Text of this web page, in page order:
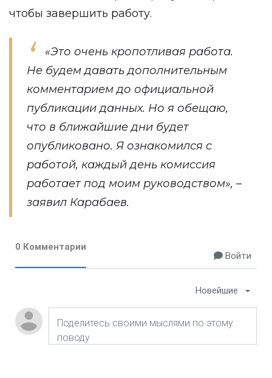
чтобы завершить работу.
«Это очень кропотливая работа.
Не будем давать дополнительным
комментарием до официальной
публикации данных. Но я обещаю,
что в ближайшие дни будет
опубликовано. Я ознакомился c
работой, каждый день комиссия
работает под моим руководством», –
заявил Карабаев.
0 Комментарии
Войти
Новейшие